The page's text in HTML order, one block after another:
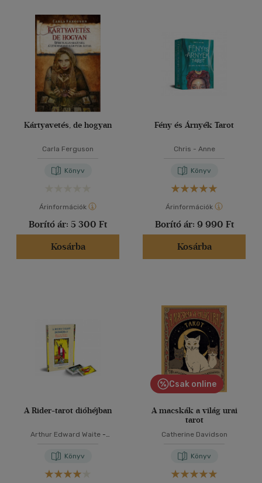
Kártyavetés, de hogyan
Carla Ferguson
Könyv
Árinformációk
Borító ár: 5 300 Ft
Kosárba
Fény és Árnyék Tarot
Chris - Anne
Könyv
Árinformációk
Borító ár: 9 990 Ft
Kosárba
A Rider-tarot dióhéjban
Arthur Edward Waite-
Könyv
Csak online
A macskák a világ urai
tarot
Catherine Davidson
Könyv